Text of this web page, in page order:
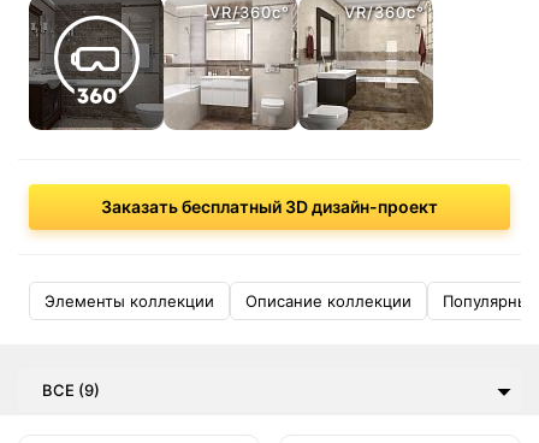
VR/360c° VR/360c°
Заказать бесплатный 3D дизайн-проект
Элементы коллекции Описание коллекции
ВСЕ (9)